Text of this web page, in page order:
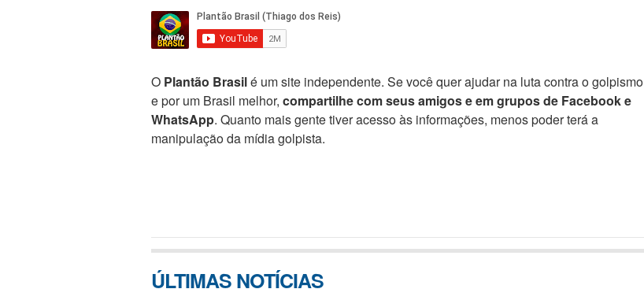
O Plantão Brasilé um site independente. Se você quer ajudar na luta contra o golpismo
e por um Brasil melhor, compartilhe com seus amigos e em grupos de Facebook e
WhatsApp. Quanto mais gente tiver acesso às informações, menos poder terá a
manipulação da mídia golpista.
ÚLTIMAS NOTÍCIAS